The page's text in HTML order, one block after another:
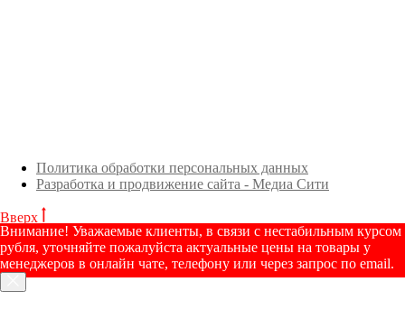
Политика обработки персональных данных
Разработка и продвижение сайта - Медиа Сити
Вверх
Внимание! Уважаемые клиенты, в связи с нестабильным курсом
рубля, уточняйте пожалуйста актуальные цены на товары у
менеджеров в онлайн чате, телефону или через запрос по email.